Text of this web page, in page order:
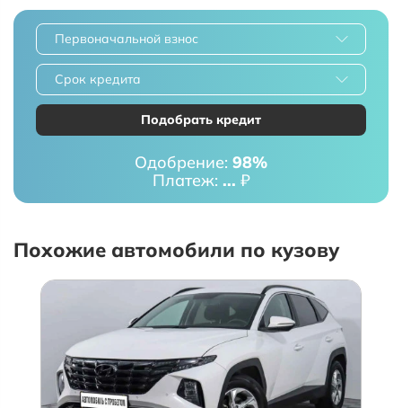
Первоначальной взнос
Срок кредита
Подобрать кредит
Одобрение: 98%
Платеж: ... ₽
Похожие автомобили по кузову